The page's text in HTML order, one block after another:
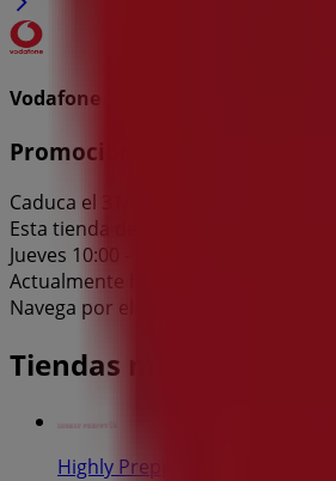
Vodafone
Promociones
Caduca el 31/8
Esta tienda de Vodafone tiene los
Jueves 10:00 - 13:30 / 16:00 - 20:15,
Actualmente hay 1 catálogos
Navega por el último catálogo de
Tiendas más cercanas
Highly Preppy